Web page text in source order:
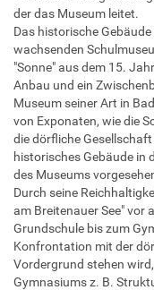
der das Museum leitet.
Das historische
wachsenden
"Sonne" aus dem 15.
Anbau und ein
Museum seiner Art in
von Exponaten, wie die
die dörfliche
historisches Gebäude in
des Museums
Durch seine
am Breitenauer See" vor
Grundschule bis zum
Konfrontation mit der
Vordergrund stehen
Gymnasiums z. B.